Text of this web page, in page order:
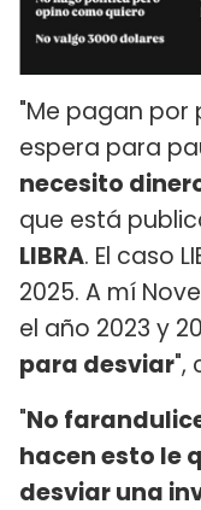
"Me pagan por
espera para
necesito
que está
LIBRA. El caso
2025. A mí
el año 2023 y
para desviar",
"No
hacen esto le
desviar una